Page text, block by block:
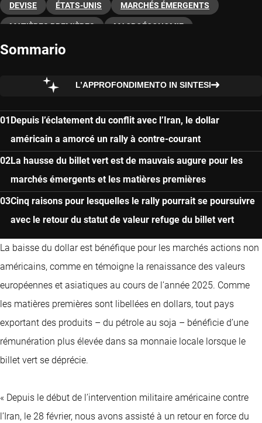
DEVISE ÉTATS-UNIS MARCHÉS ÉMERGENTS
MATIÈRES PREMIÈRES MACROÉCONOMIE
Sommario
L’APPROFONDIMENTO IN SINTESI
Depuis l’éclatement du conflit avec l’Iran, le dollar
américain a amorcé un rally à contre-courant
La hausse du billet vert est de mauvais augure pour les
marchés émergents et les matières premières
Cinq raisons pour lesquelles le rally pourrait se poursuivre
avec le retour du statut de valeur refuge du billet vert
La baisse du dollar est bénéfique pour les marchés actions non
américains, comme en témoigne la renaissance des valeurs
européennes et asiatiques au cours de l’année 2025. Comme
les matières premières sont libellées en dollars, tout pays
exportant des produits – du pétrole au soja – bénéficie d’une
rémunération plus élevée dans sa monnaie locale lorsque le
billet vert se déprécie.
« Depuis le début de l’intervention militaire américaine contre
l’Iran, le 28 février, nous avons assisté à un retour en force du